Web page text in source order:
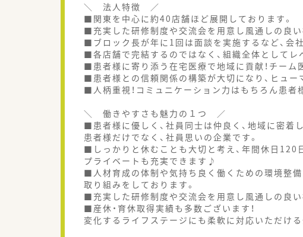
＼ 法人特徴 ／
■関東を中心に約40店舗ほど展開しております。
■充実した研修制度や交流会を用意し風通しの良い
■ブロック長が年に1回は面談を実施するなど、会
■各店舗で完結するのではなく、組織全体としてレ
■患者様に寄り添う在宅医療で地域に貢献！チーム
■患者様との信頼関係の構築が大切になり、ヒュー
■人柄重視！コミュニケーション力はもちろん患者
＼ 働きやすさも魅力の１つ ／
■患者様に優しく、社員同士は仲良く、地域に密着
患者様だけでなく、社員思いの企業です。
■しっかりと休むことも大切と考え、年間休日120
プライベートも充実できます♪
■人材育成の体制や気持ち良く働くための環境整
取り組みをしております。
■充実した研修制度や交流会を用意し風通しの良い
■産休・育休取得実績も多数ございます！
変化するライフステージにも柔軟に対応いただける